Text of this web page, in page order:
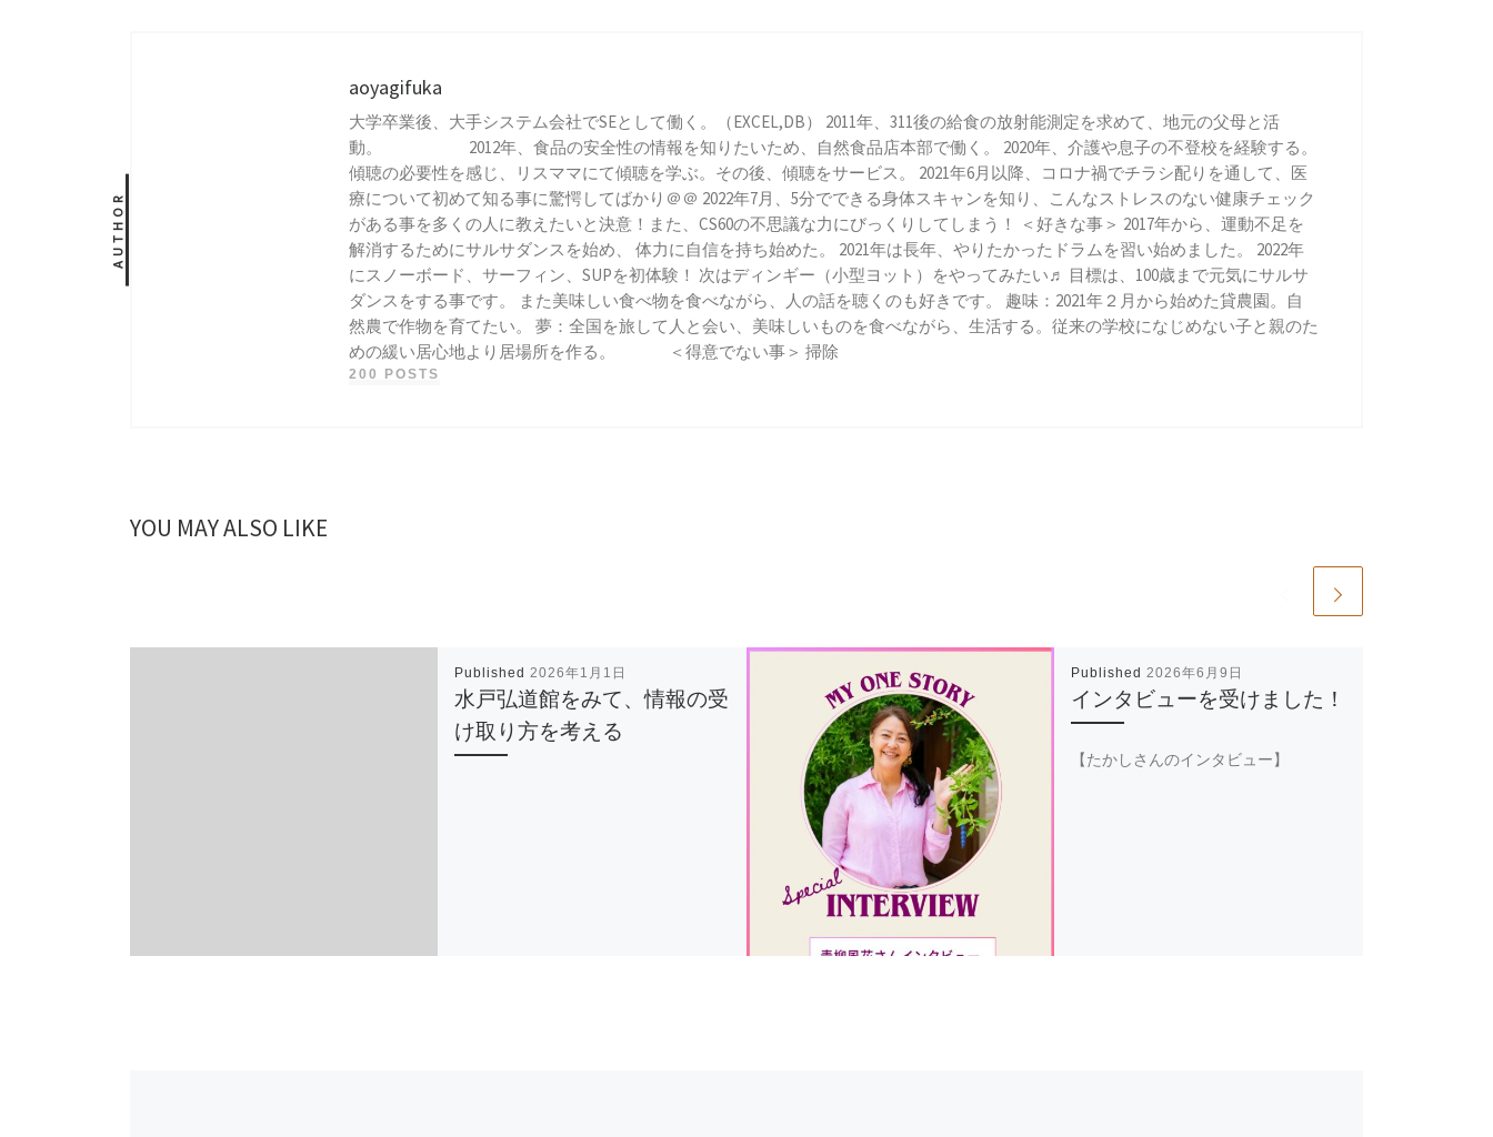
AUTHOR
aoyagifuka
大学卒業後、大手システム会社でSEとして働く。（EXCEL,DB） 2011年、311後の給食の放射能測定を求めて、地元の父母と活
動。 2012年、食品の安全性の情報を知りたいため、自然食品店本部で働く。 2020年、介護や息子の不登校を経験する。
傾聴の必要性を感じ、リスママにて傾聴を学ぶ。その後、傾聴をサービス。 2021年6月以降、コロナ禍でチラシ配りを通して、医
療について初めて知る事に驚愕してばかり＠＠ 2022年7月、5分でできる身体スキャンを知り、こんなストレスのない健康チェック
がある事を多くの人に教えたいと決意！また、CS60の不思議な力にびっくりしてしまう！ ＜好きな事＞ 2017年から、運動不足を
解消するためにサルサダンスを始め、 体力に自信を持ち始めた。 2021年は長年、やりたかったドラムを習い始めました。 2022年
にスノーボード、サーフィン、SUPを初体験！ 次はディンギー（小型ヨット）をやってみたい♬ 目標は、100歳まで元気にサルサ
ダンスをする事です。 また美味しい食べ物を食べながら、人の話を聴くのも好きです。 趣味：2021年２月から始めた貸農園。自
然農で作物を育てたい。 夢：全国を旅して人と会い、美味しいものを食べながら、生活する。従来の学校になじめない子と親のた
めの緩い居心地より居場所を作る。 ＜得意でない事＞ 掃除
200 POSTS
YOU MAY ALSO LIKE
Published 2026年1月1日
水戸弘道館をみて、情報の受
け取り方を考える
Published 2026年6月9日
インタビューを受けました！
【たかしさんのインタビュー】